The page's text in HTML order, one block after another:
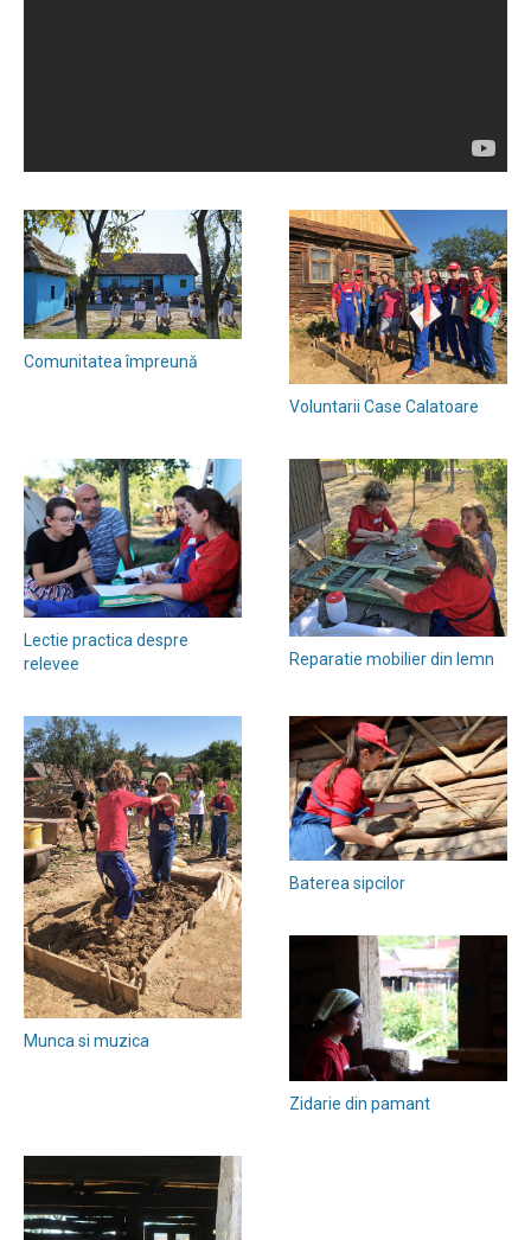
Comunitatea împreună
Voluntarii Case Calatoare
Lectie practica despre
relevee
Reparatie mobilier din lemn
Munca si muzica
Baterea sipcilor
Zidarie din pamant